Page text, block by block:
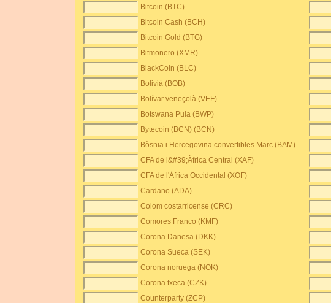
Bitcoin (BTC)
Bitcoin Cash (BCH)
Bitcoin Gold (BTG)
Bitmonero (XMR)
BlackCoin (BLC)
Bolivià (BOB)
Bolívar veneçolà (VEF)
Botswana Pula (BWP)
Bytecoin (BCN) (BCN)
Bòsnia i Hercegovina convertibles Marc (BAM)
CFA de l&#39;Àfrica Central (XAF)
CFA de l'Àfrica Occidental (XOF)
Cardano (ADA)
Colom costarricense (CRC)
Comores Franco (KMF)
Corona Danesa (DKK)
Corona Sueca (SEK)
Corona noruega (NOK)
Corona txeca (CZK)
Counterparty (ZCP)